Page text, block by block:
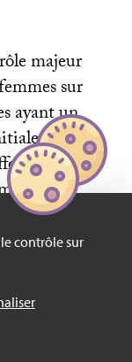
contrôle sur
majeur
sur
ayant un
sont
positif
à
les
de l’
sont
que les